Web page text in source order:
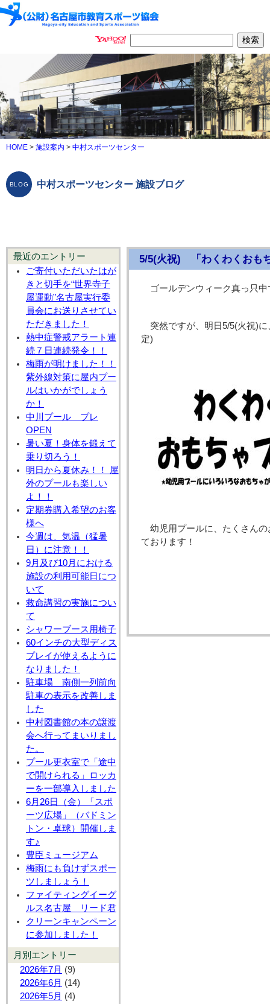
HOME > 施設案内 > 中村スポーツセンター
中村スポーツセンター 施設ブログ
最近のエントリー
ご寄付いただいたはが
きと切手を“世界寺子
屋運動”名古屋実行委
員会にお送りさせてい
ただきました！
熱中症警戒アラート連
続７日連続発令！！
梅雨が明けました！！
紫外線対策に屋内プー
ルはいかがでしょう
か！
中川プール プレ
OPEN
暑い夏！身体を鍛えて
乗り切ろう！
明日から夏休み！！ 屋
外のプールも楽しい
よ！！
定期券購入希望のお客
様へ
今週は、気温（猛暑
日）に注意！！
9月及び10月における
施設の利用可能日につ
いて
救命講習の実施につい
て
シャワーブース用椅子
60インチの大型ディス
プレイが使えるように
なりました！
駐車場 南側一列前向
駐車の表示を改善しま
した
中村図書館の本の譲渡
会へ行ってまいりまし
た。
プール更衣室で「途中
で開けられる」ロッカ
ーを一部導入しました
6月26日（金）「スポ
ーツ広場」（バドミン
トン・卓球）開催しま
す♪
豊臣ミュージアム
梅雨にも負けずスポー
ツしましょう！
ファイティングイーグ
ルス名古屋 リード君
クリーンキャンペーン
に参加しました！
月別エントリー
2026年7月 (9)
2026年6月 (14)
2026年5月 (4)
5/5(火祝) 「わくわくおも
ゴールデンウィーク真っ只
突然ですが、明日5/5(火祝)
定)
幼児用プールに、たくさん
ております！